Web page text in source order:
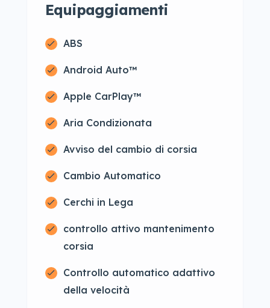
Equipaggiamenti
ABS
Android Auto™
Apple CarPlay™
Aria Condizionata
Avviso del cambio di corsia
Cambio Automatico
Cerchi in Lega
controllo attivo mantenimento
corsia
Controllo automatico adattivo
della velocità